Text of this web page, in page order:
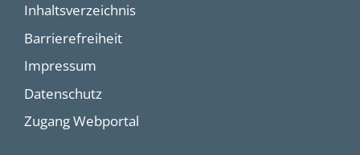
Inhaltsverzeichnis
Barrierefreiheit
Impressum
Datenschutz
Zugang Webportal